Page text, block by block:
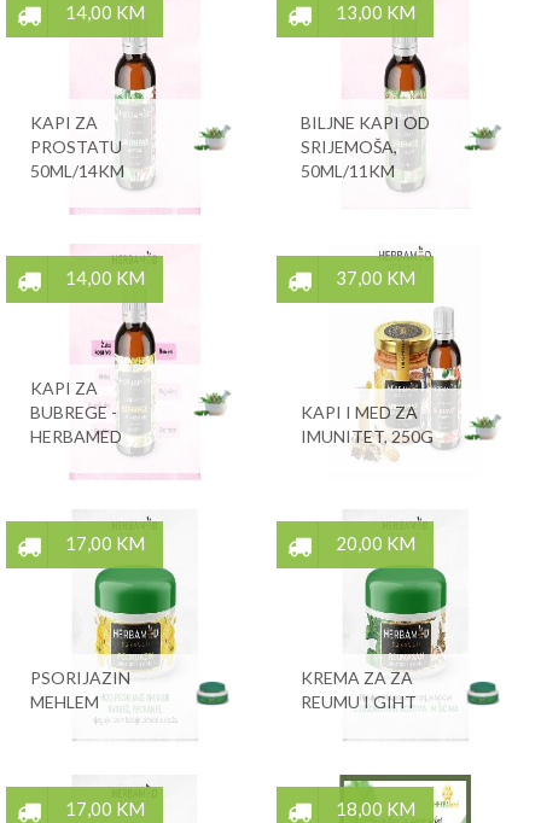
14,00 KM
KAPI ZA
PROSTATU
50ML/14KM
13,00 KM
BILJNE KAPI OD
SRIJEMOŠA,
50ML/11KM
14,00 KM
KAPI ZA
BUBREGE -
HERBAMED
37,00 KM
KAPI I MED ZA
IMUNITET, 250G
17,00 KM
PSORIJAZIN
MEHLEM
20,00 KM
KREMA ZA ZA
REUMU I GIHT
17,00 KM 18,00 KM